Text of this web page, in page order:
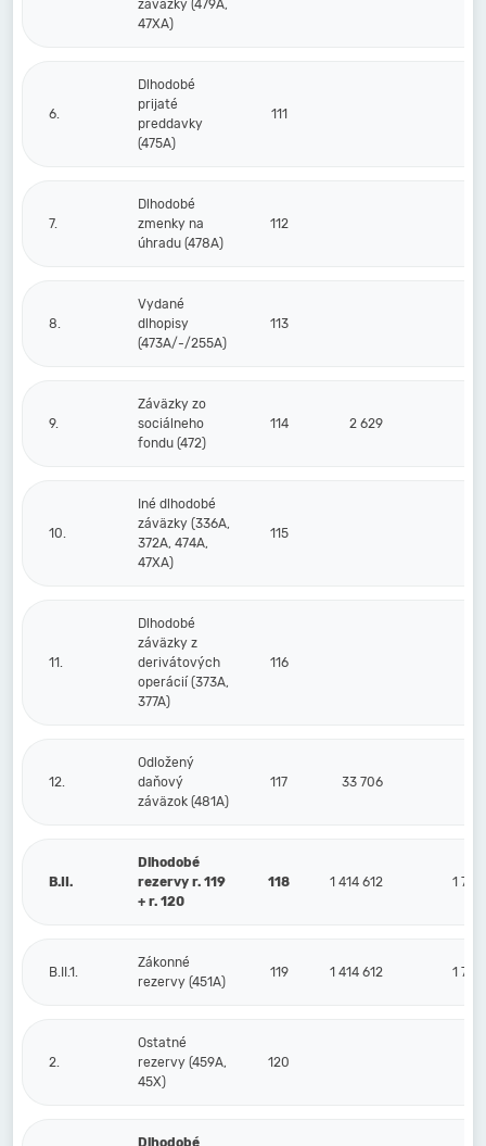
záväzky (479A,
47XA)
6.
Dlhodobé
prijaté
preddavky
(475A)
111
7.
Dlhodobé
zmenky na
úhradu (478A)
112
8.
Vydané
dlhopisy
(473A/-/255A)
113
9.
Záväzky zo
sociálneho
fondu (472)
114 2 629
10.
Iné dlhodobé
záväzky (336A,
372A, 474A,
47XA)
115
11.
Dlhodobé
záväzky z
derivátových
operácií (373A,
377A)
116
12.
Odložený
daňový
záväzok (481A)
117 33 706
B.II.
Dlhodobé
rezervy r. 119
+ r. 120
118 1 414 612 1
B.II.1.
Zákonné
rezervy (451A)
119 1 414 612 1
2.
Ostatné
rezervy (459A,
45X)
120
Dlhodobé